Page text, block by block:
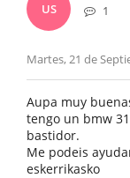
US 1
Martes, 21 de
Aupa muy
tengo un bmw
bastidor.
Me podeis
eskerrikasko